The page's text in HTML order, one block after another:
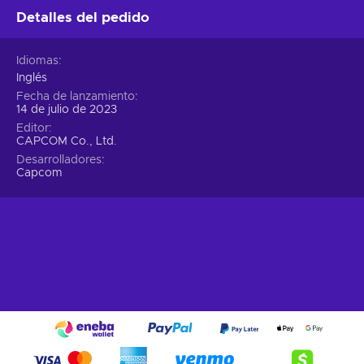
composición de tu equipo sobre la marcha, lo que te
aunque sólo se puede equipar un rig a la vez. Experimenta
rigs y exosuits;
Amenaza prehistórica.
de los dinosaurios, antaño los depredadores más
apariencias y extraordinarias habilidades. Al atravesar la
barrera del vórtice espaciotemporal, estas criaturas
Detalles del pedido
Idiomas
Inglés
Fecha de lanzamiento
14 de julio de 2023
Editor
CAPCOM Co., Ltd.
Desarrolladores
Capcom